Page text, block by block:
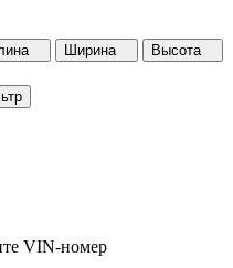
Ширина
Высота
VIN-номер